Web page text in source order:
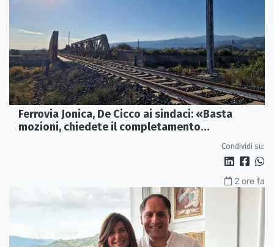
Ferrovia Jonica, De Cicco ai sindaci: «Basta
mozioni, chiedete il completamento
Condividi su:
2 ore fa